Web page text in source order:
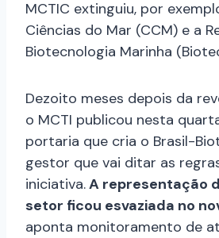
MCTIC extinguiu, por
Ciências do Mar (CCM) e a
Biotecnologia Marinha
Dezoito meses depois da
o MCTI publicou nesta
portaria que cria o Brasil-
gestor que vai ditar as
iniciativa.A representação
setor ficou esvaziada no
aponta monitoramento de